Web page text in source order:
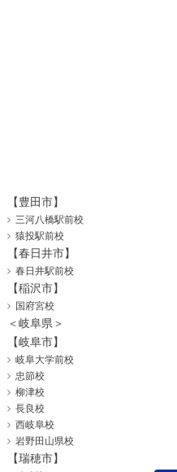
【豊田市】
三河八橋駅前校
猿投駅前校
【春日井市】
春日井駅前校
【稲沢市】
国府宮校
＜岐阜県＞
【岐阜市】
岐阜大学前校
忠節校
柳津校
長良校
西岐阜校
岩野田山県校
【瑞穂市】